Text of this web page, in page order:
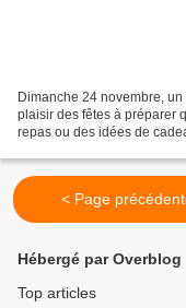
Dimanche 24 novembre,
plaisir des fêtes à préparer
repas ou des idées de
< Page
Hébergé par Overblog
Top articles